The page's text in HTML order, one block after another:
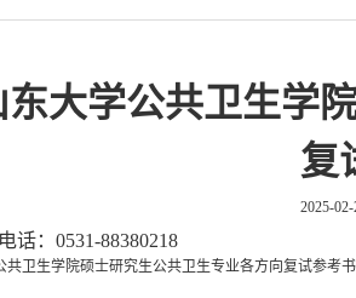
东大学公共卫生学
复
2025-
：0531-88380218
共卫生学院硕士研究生公共卫生专业各方向复试参考